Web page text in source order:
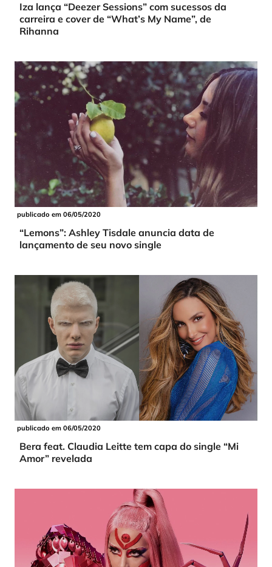
Iza lança “Deezer Sessions” com sucessos da
carreira e cover de “What’s My Name”, de
Rihanna
publicado em 06/05/2020
“Lemons”: Ashley Tisdale anuncia data de
lançamento de seu novo single
publicado em 06/05/2020
Bera feat. Claudia Leitte tem capa do single “Mi
Amor” revelada